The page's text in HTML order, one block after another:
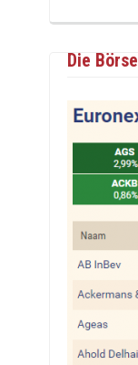
Die Börse